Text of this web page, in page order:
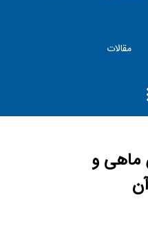
مقالات
ماهی و